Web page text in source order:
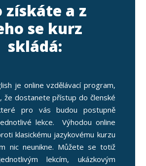
získáte a z
se kurz
skládá:
je online vzdělávací program,
že dostanete přístup do členské
pro vás budou postupně
lekce. Výhodou online
klasickému jazykovému kurzu
nic neunikne. Můžete se totiž
lekcím, ukázkovým